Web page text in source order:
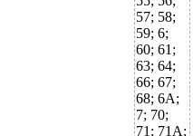
57; 58;
59; 6;
60; 61;
63; 64;
66; 67;
68; 6А;
7; 70;
71; 71А;